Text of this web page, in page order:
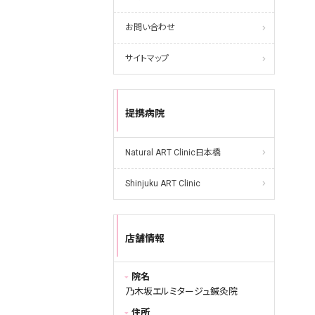
お問い合わせ
サイトマップ
提携病院
Natural ART Clinic日本橋
Shinjuku ART Clinic
店舗情報
院名
乃木坂エルミタージュ鍼灸院